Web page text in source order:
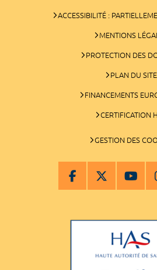
ACCESSIBILITÉ :
MENTIONS
PROTECTION DES
PLAN DU SITE
FINANCEMENTS
CERTIFICATION
GESTION DES